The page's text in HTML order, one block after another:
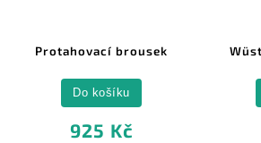
Protahovací brousek
925 Kč
Do košíku